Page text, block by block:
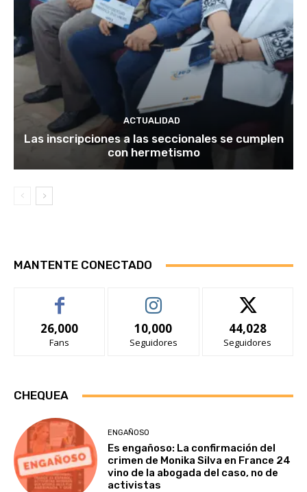
ACTUALIDAD
Las inscripciones a las seccionales se cumplen
con hermetismo
MANTENTE CONECTADO
26,000
Fans
10,000
Seguidores
44,028
Seguidores
CHEQUEA
ENGAÑOSO
Es engañoso: La confirmación del
crimen de Monika Silva en France 24
vino de la abogada del caso, no de
activistas